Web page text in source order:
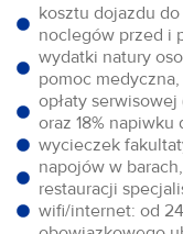
kosztu dojazdu
noclegów przed i
wydatki natury
pomoc medyczna,
opłaty serwisowej
oraz 18%
wycieczek
napojów w
restauracji
wifi/internet: od